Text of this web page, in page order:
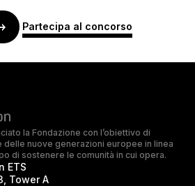
Partecipa al concorso
la Fondazione con l’obiettivo di
nuove generazioni europee in linea
di sostenere le comunità in cui opera.
ETS
Tower A